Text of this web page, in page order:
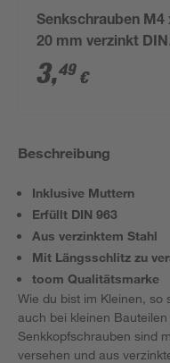
Senkschrauben M4
20 mm verzinkt DIN
963 13 Stück
3,49 €
Beschreibung
Inklusive Muttern
Erfüllt DIN 963
Aus verzinktem Stahl
Mit Längsschlitz zu
toom Qualitätsmarke
Wie du bist im Kleinen, so
auch bei kleinen
Senkkopfschrauben sind
versehen und aus